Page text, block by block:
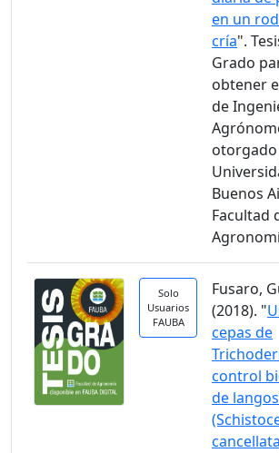
en un
cría".
Grado
obtener
de
Buenos
Facultad
Solo
Usuarios
FAUBA
Fusaro,
(2018). "
cepas de
control
de